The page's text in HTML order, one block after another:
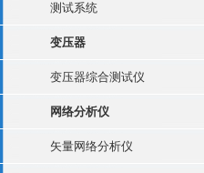
测试系统
变压器
变压器综合测试仪
网络分析仪
矢量网络分析仪